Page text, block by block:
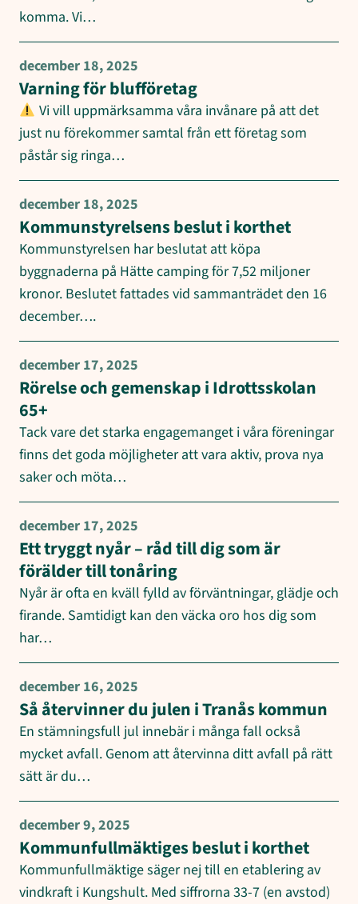
komma. Vi…
december 18, 2025
Varning för blufföretag
Vi vill uppmärksamma våra invånare på att det
just nu förekommer samtal från ett företag som
påstår sig ringa…
december 18, 2025
Kommunstyrelsens beslut i korthet
Kommunstyrelsen har beslutat att köpa
byggnaderna på Hätte camping för 7,52 miljoner
kronor. Beslutet fattades vid sammanträdet den 16
december….
december 17, 2025
Rörelse och gemenskap i Idrottsskolan
65+
Tack vare det starka engagemanget i våra föreningar
finns det goda möjligheter att vara aktiv, prova nya
saker och möta…
december 17, 2025
Ett tryggt nyår – råd till dig som är
förälder till tonåring
Nyår är ofta en kväll fylld av förväntningar, glädje och
firande. Samtidigt kan den väcka oro hos dig som
har…
december 16, 2025
Så återvinner du julen i Tranås kommun
En stämningsfull jul innebär i många fall också
mycket avfall. Genom att återvinna ditt avfall på rätt
sätt är du…
december 9, 2025
Kommunfullmäktiges beslut i korthet
Kommunfullmäktige säger nej till en etablering av
vindkraft i Kungshult. Med siffrorna 33-7 (en avstod)